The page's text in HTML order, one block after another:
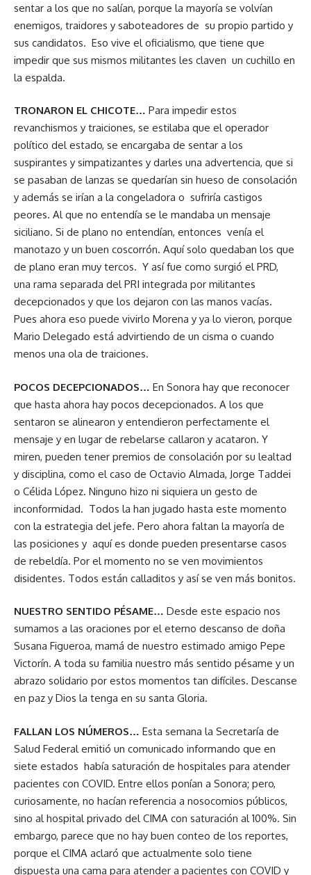
sentar a los que no salían, porque la mayoría se volvían
enemigos, traidores y saboteadores de su propio partido y
sus candidatos. Eso vive el oficialismo, que tiene que
impedir que sus mismos militantes les claven un cuchillo en
la espalda.
TRONARON EL CHICOTE… Para impedir estos
revanchismos y traiciones, se estilaba que el operador
político del estado, se encargaba de sentar a los
suspirantes y simpatizantes y darles una advertencia, que si
se pasaban de lanzas se quedarían sin hueso de consolación
y además se irían a la congeladora o sufriría castigos
peores. Al que no entendía se le mandaba un mensaje
siciliano. Si de plano no entendían, entonces venía el
manotazo y un buen coscorrón. Aquí solo quedaban los que
de plano eran muy tercos. Y así fue como surgió el PRD,
una rama separada del PRI integrada por militantes
decepcionados y que los dejaron con las manos vacías.
Pues ahora eso puede vivirlo Morena y ya lo vieron, porque
Mario Delegado está advirtiendo de un cisma o cuando
menos una ola de traiciones.
POCOS DECEPCIONADOS… En Sonora hay que reconocer
que hasta ahora hay pocos decepcionados. A los que
sentaron se alinearon y entendieron perfectamente el
mensaje y en lugar de rebelarse callaron y acataron. Y
miren, pueden tener premios de consolación por su lealtad
y disciplina, como el caso de Octavio Almada, Jorge Taddei
o Célida López. Ninguno hizo ni siquiera un gesto de
inconformidad. Todos la han jugado hasta este momento
con la estrategia del jefe. Pero ahora faltan la mayoría de
las posiciones y aquí es donde pueden presentarse casos
de rebeldía. Por el momento no se ven movimientos
disidentes. Todos están calladitos y así se ven más bonitos.
NUESTRO SENTIDO PÉSAME… Desde este espacio nos
sumamos a las oraciones por el eterno descanso de doña
Susana Figueroa, mamá de nuestro estimado amigo Pepe
Victorín. A toda su familia nuestro más sentido pésame y un
abrazo solidario por estos momentos tan difíciles. Descanse
en paz y Dios la tenga en su santa Gloria.
FALLAN LOS NÚMEROS… Esta semana la Secretaría de
Salud Federal emitió un comunicado informando que en
siete estados había saturación de hospitales para atender
pacientes con COVID. Entre ellos ponían a Sonora; pero,
curiosamente, no hacían referencia a nosocomios públicos,
sino al hospital privado del CIMA con saturación al 100%. Sin
embargo, parece que no hay buen conteo de los reportes,
porque el CIMA aclaró que actualmente solo tiene
dispuesta una cama para atender a pacientes con COVID y